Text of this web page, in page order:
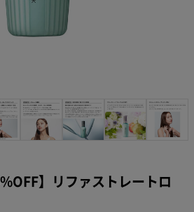
】リファストレートロ